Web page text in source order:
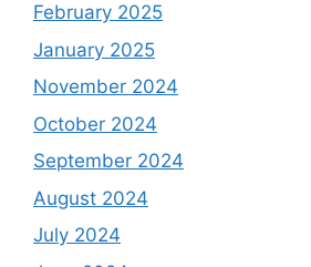
February 2025
January 2025
November 2024
October 2024
September 2024
August 2024
July 2024